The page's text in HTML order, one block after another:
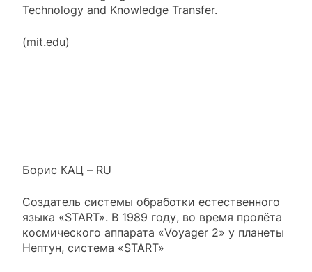
Technology and Knowledge Transfer.
(mit.edu)
Борис КАЦ – RU
Создатель системы обработки естественного
языка «START». В 1989 году, во время пролёта
космического аппарата «Voyager 2» у планеты
Нептун, система «START»